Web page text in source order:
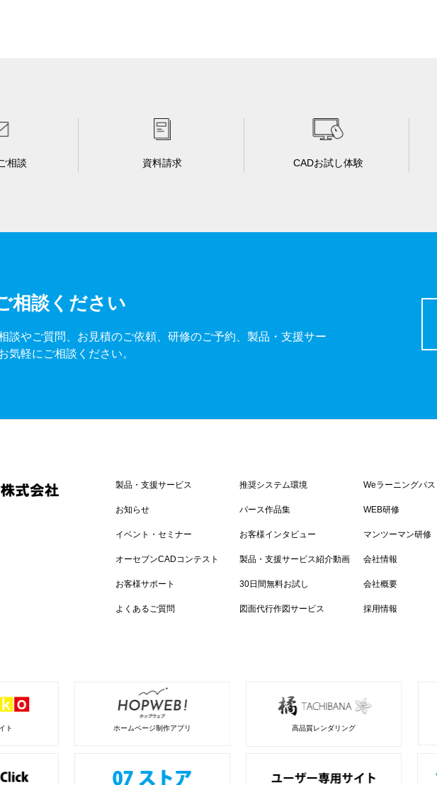
相談 資料請求 CADお試し体験
相談ください
談やご質問、お見積のご依頼、研修のご予約、製品・支援サー
気軽にご相談ください。
製品・支援サービス
お知らせ
イベント・セミナー
オーセブンCADコンテスト
お客様サポート
よくあるご質問
推奨システム環境
パース作品集
お客様インタビュー
製品・支援サービス紹介動画
30日間無料お試し
図面代行作図サービス
Weラーニングパス
WEB研修
マンツーマン研修
会社情報
会社概要
採用情報
ト ホームページ制作アプリ 高品質レンダリング